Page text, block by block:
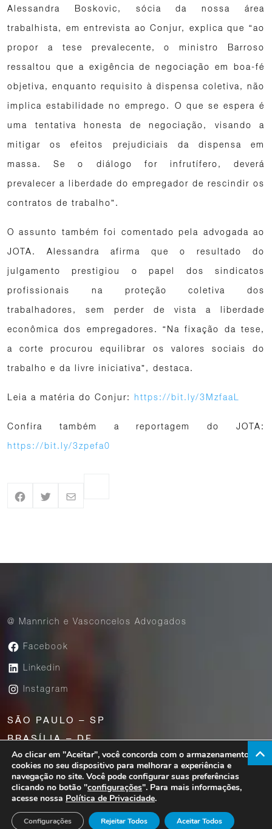
Alessandra Boskovic, sócia da nossa área
trabalhista, em entrevista ao Conjur, explica que “ao
propor a tese prevalecente, o ministro Barroso
ressaltou que a exigência de negociação em boa-fé
objetiva, enquanto requisito à dispensa coletiva, não
implica estabilidade no emprego. O que se espera é
uma tentativa honesta de negociação, visando a
mitigar os efeitos prejudiciais da dispensa em
massa. Se o diálogo for infrutífero, deverá
prevalecer a liberdade do empregador de rescindir os
contratos de trabalho”.
O assunto também foi comentado pela advogada ao
JOTA. Alessandra afirma que o resultado do
julgamento prestigiou o papel dos sindicatos
profissionais na proteção coletiva dos
trabalhadores, sem perder de vista a liberdade
econômica dos empregadores. “Na fixação da tese,
a corte procurou equilibrar os valores sociais do
trabalho e da livre iniciativa”, destaca.
Leia a matéria do Conjur: https://bit.ly/3MzfaaL
Confira também a reportagem do JOTA:
https://bit.ly/3zpefa0
@ Mannrich e Vasconcelos Advogados
Facebook
Linkedin
Instagram
SÃO PAULO – SP
BRASÍLIA – DF
UBERABA – MG
Av. Paulista, 1776 – 23° andar – São Paulo – SP |
CEP 01310-200
Ao clicar em "Aceitar", você concorda com o armazenamento de
cookies no seu dispositivo para melhorar a experiência e
navegação no site. Você pode configurar suas preferências
clicando no botão "configurações". Para mais informações,
acesse nossa Política de Privacidade.
Aceitar Todos
Rejeitar Todos
Configurações